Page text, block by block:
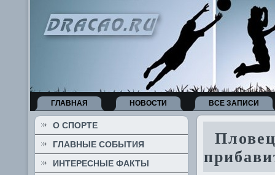
ГЛАВНАЯ НОВОСТИ ВСЕ ЗАПИСИ
О СПОРТЕ
ГЛАВНЫЕ СОБЫТИЯ
ИНТЕРЕСНЫЕ ФАКТЫ